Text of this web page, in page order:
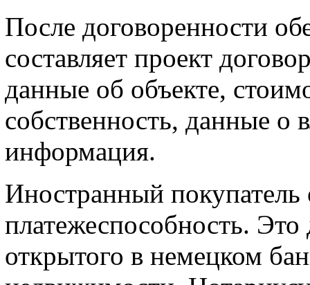
После договоренности
составляет проект
данные об объекте,
собственность, данные о
информация.
Иностранный покупатель
платежеспособность.
открытого в немецком